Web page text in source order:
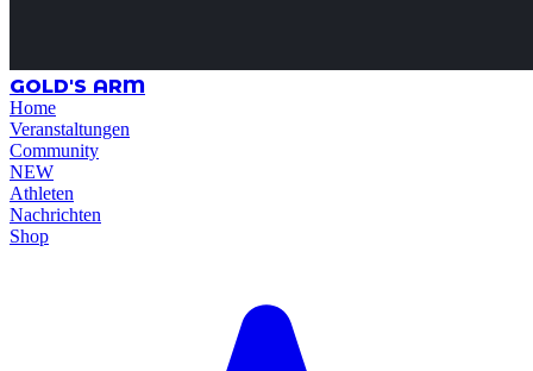
GOLD'S ARM
Home
Veranstaltungen
Community
NEW
Athleten
Nachrichten
Shop